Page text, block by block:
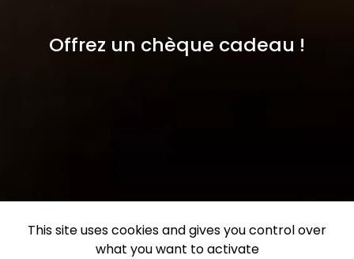
Offrez un chèque cadeau !
This site uses cookies and gives you control over
what you want to activate